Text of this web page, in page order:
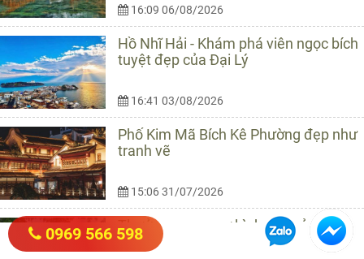
16:09 06/08/2026
Hồ Nhĩ Hải - Khám phá viên ngọc bích
tuyệt đẹp của Đại Lý
16:41 03/08/2026
Phố Kim Mã Bích Kê Phường đẹp như
tranh vẽ
15:06 31/07/2026
Thưởng ngoạn sự bình yên của Sa
Khê cổ trấn
0969 566 598